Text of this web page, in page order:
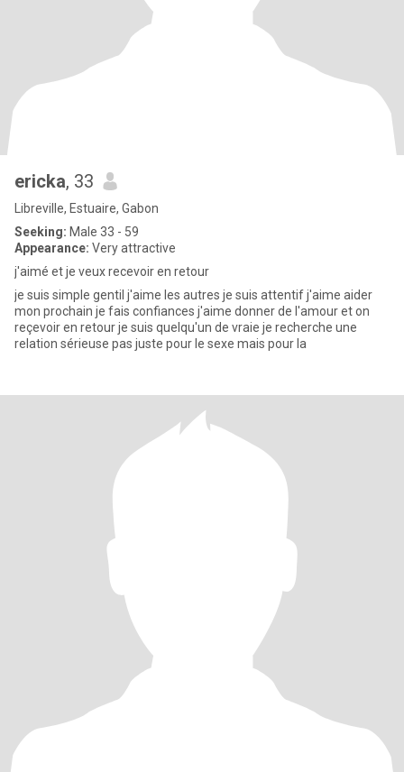
ericka, 33
Libreville, Estuaire, Gabon
Seeking: Male 33 - 59
Appearance: Very attractive
j'aimé et je veux recevoir en retour
je suis simple gentil j'aime les autres je suis attentif j'aime aider
mon prochain je fais confiances j'aime donner de l'amour et on
reçevoir en retour je suis quelqu'un de vraie je recherche une
relation sérieuse pas juste pour le sexe mais pour la